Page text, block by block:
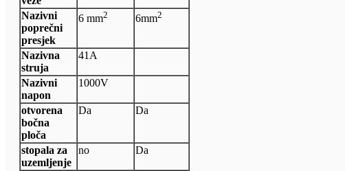
Nazivni
poprečni
presjek
6 mm2 6mm2
Nazivna
struja
41A
Nazivni
napon
1000V
otvorena
bočna
ploča
Da Da
stopala za
uzemljenje
no Da